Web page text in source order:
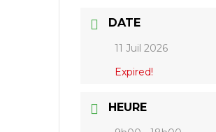
DATE
11 Juil 2026
Expired!
HEURE